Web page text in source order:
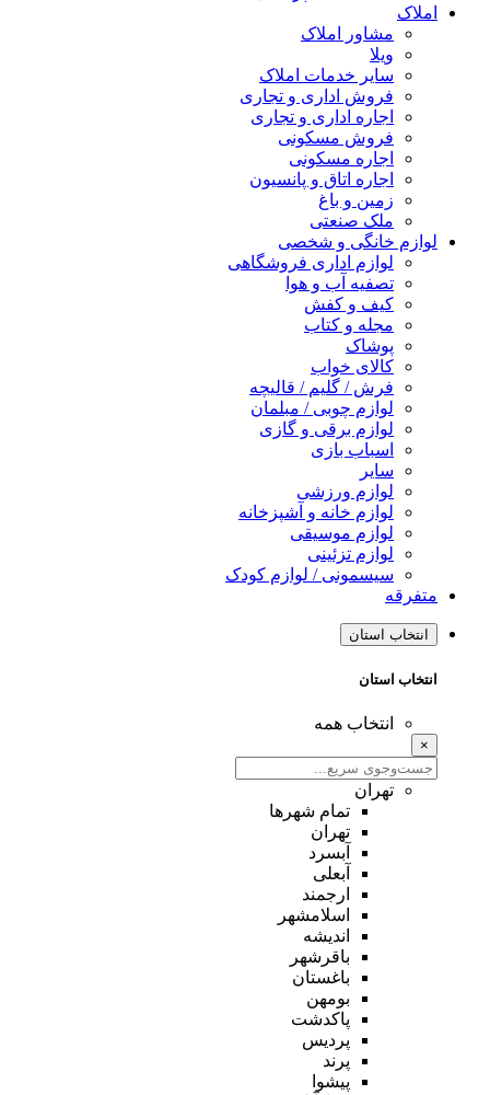
املاک
مشاور املاک
ویلا
سایر خدمات املاک
فروش اداری و تجاری
اجاره اداری و تجاری
فروش مسکونی
اجاره مسکونی
اجاره اتاق و پانسیون
زمین و باغ
ملک صنعتی
لوازم خانگی و شخصی
لوازم اداری فروشگاهی
تصفیه آب و هوا
کیف و کفش
مجله و کتاب
پوشاک
کالای خواب
فرش / گلیم / قالیچه
لوازم چوبی / مبلمان
لوازم برقی و گازی
اسباب بازی
سایر
لوازم ورزشی
لوازم خانه و آشپزخانه
لوازم موسیقی
لوازم تزئینی
سیسمونی / لوازم کودک
متفرقه
انتخاب استان
انتخاب استان
انتخاب همه
×
تهران
تمام شهر‌ها
تهران
آبسرد
آبعلی
ارجمند
اسلامشهر
اندیشه
باقرشهر
باغستان
بومهن
پاکدشت
پردیس
پرند
پیشوا